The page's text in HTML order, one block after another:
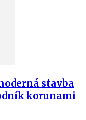
stavba
korunami